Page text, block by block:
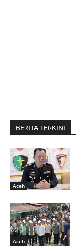
BERITA TERKINI
Aceh
Aceh